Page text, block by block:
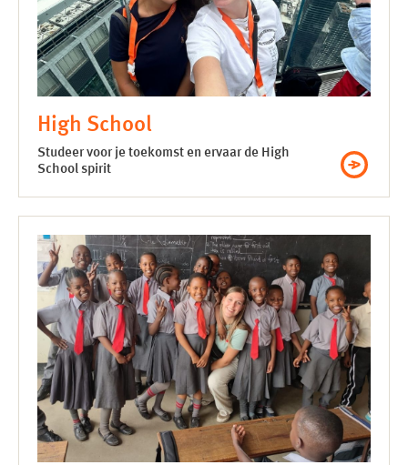
High School
Studeer voor je toekomst en ervaar de High
School spirit